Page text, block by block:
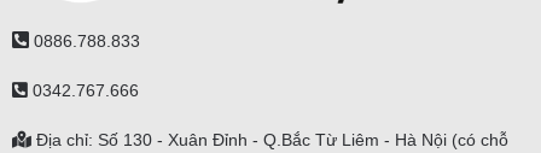
0886.788.833
0342.767.666
Địa chỉ: Số 130 - Xuân Đỉnh - Q.Bắc Từ Liêm - Hà Nội (có chỗ